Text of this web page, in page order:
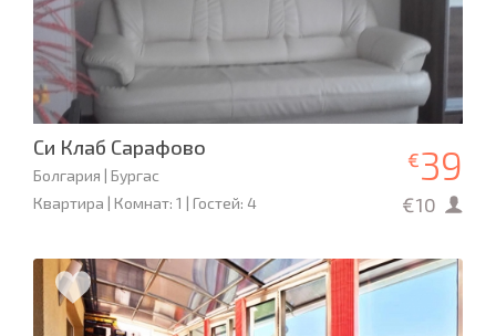
Си Клаб Сарафово
Болгария | Бургас
Квартира | Комнат: 1 | Гостей: 4
€39
€10